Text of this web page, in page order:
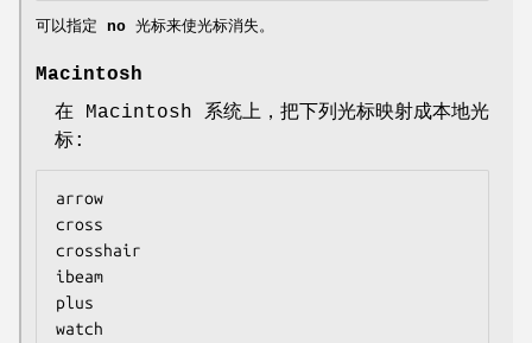
可以指定 no 光标来使光标消失。
Macintosh
在 Macintosh 系统上，把下列光标映射成本地光
标:
arrow
cross
crosshair
ibeam
plus
watch